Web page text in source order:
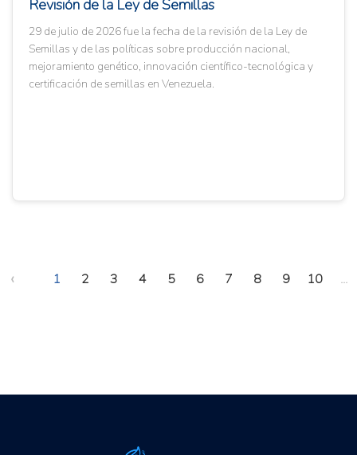
Revisión de la Ley de Semillas
29 de julio de 2026 fue la fecha de la revisión de la Ley de
Semillas y de las políticas sobre producción nacional,
mejoramiento genético, innovación científico-tecnológica y
certificación de semillas en Venezuela.
‹ 1 2 3 4 5 6 7 8 9 10 ...